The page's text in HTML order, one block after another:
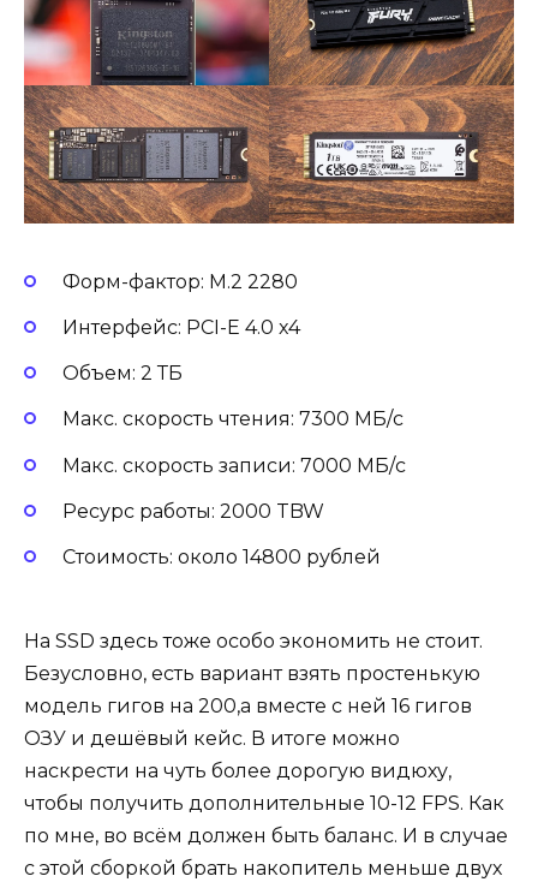
Форм-фактор: М.2 2280
Интерфейс: PCI-E 4.0 x4
Объем: 2 ТБ
Макс. скорость чтения: 7300 МБ/с
Макс. скорость записи: 7000 МБ/с
Ресурс работы: 2000 TBW
Стоимость: около 14800 рублей
На SSD здесь тоже особо экономить не стоит.
Безусловно, есть вариант взять простенькую
модель гигов на 200,а вместе с ней 16 гигов
ОЗУ и дешёвый кейс. В итоге можно
наскрести на чуть более дорогую видюху,
чтобы получить дополнительные 10-12 FPS. Как
по мне, во всём должен быть баланс. И в случае
с этой сборкой брать накопитель меньше двух